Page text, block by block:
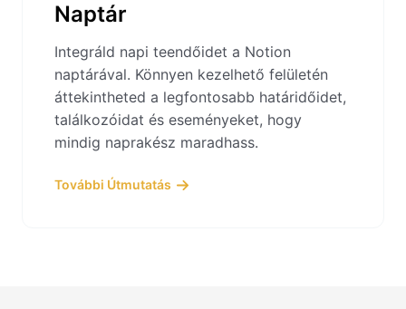
Naptár
Integráld napi teendőidet a Notion
naptárával. Könnyen kezelhető felületén
áttekintheted a legfontosabb határidőidet,
találkozóidat és eseményeket, hogy
mindig naprakész maradhass.
További Útmutatás